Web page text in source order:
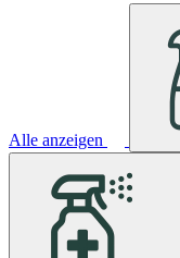
Alle anzeigen